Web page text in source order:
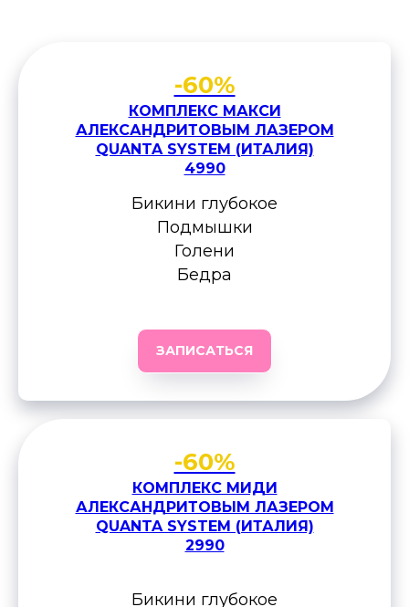
-60%
КОМПЛЕКС МАКСИ
АЛЕКСАНДРИТОВЫМ ЛАЗЕРОМ
QUANTA SYSTEM (ИТАЛИЯ)
4990
Бикини глубокое
Подмышки
Голени
Бедра
ЗАПИСАТЬСЯ
-60%
КОМПЛЕКС МИДИ
АЛЕКСАНДРИТОВЫМ ЛАЗЕРОМ
QUANTA SYSTEM (ИТАЛИЯ)
2990
Бикини глубокое